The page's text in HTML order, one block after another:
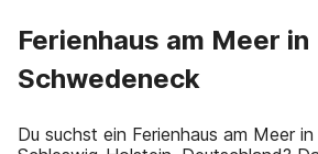
Ferienhaus am Meer in
Schwedeneck
Du suchst ein Ferienhaus am Meer